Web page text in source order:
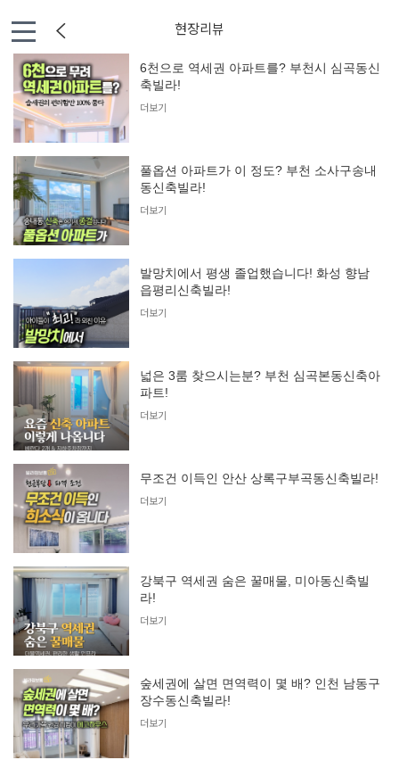
현장리뷰
6천으로 역세권 아파트를? 부천시 심곡동신
축빌라!
더보기
풀옵션 아파트가 이 정도? 부천 소사구송내
동신축빌라!
더보기
발망치에서 평생 졸업했습니다! 화성 향남
읍평리신축빌라!
더보기
넓은 3룸 찾으시는분? 부천 심곡본동신축아
파트!
더보기
무조건 이득인 안산 상록구부곡동신축빌라!
더보기
강북구 역세권 숨은 꿀매물, 미아동신축빌
라!
더보기
숲세권에 살면 면역력이 몇 배? 인천 남동구
장수동신축빌라!
더보기